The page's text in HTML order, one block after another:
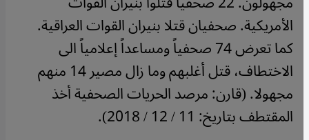
الأمريكية. صحفيان قتلا بنيران القوات العراقية.
كما تعرض 74 صحفياً ومساعداً إعلامياً الى
الاختطاف، قتل أغلبهم وما زال مصير 14 منهم
مجهولا. (قارن: مرصد الحريات الصحفية أخذ
المقتطف بتاريخ: 11 / 12 / 2018).